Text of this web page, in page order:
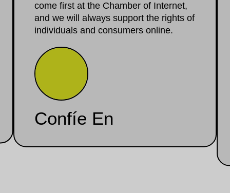
come first at the Chamber of Internet,
and we will always support the rights of
individuals and consumers online.
Confíe En